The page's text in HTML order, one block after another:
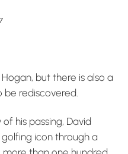
but there is also a
be rediscovered.
his passing, David
icon through a